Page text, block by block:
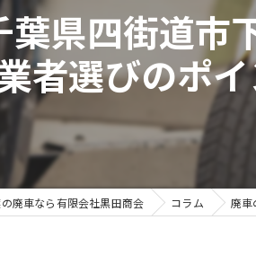
県四街道市
者選びのポ
廃車なら有限会社黒田商会 コラム 廃車